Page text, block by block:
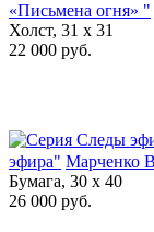
«Письмена огня» "
Холст, 31 x 31
22 000 руб.
эфира" Марченко
Бумага, 30 x 40
26 000 руб.